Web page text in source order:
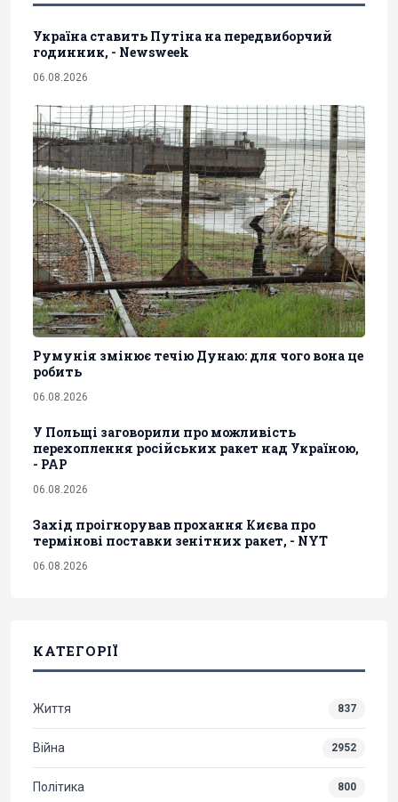
Україна ставить Путіна на передвиборчий
годинник, - Newsweek
06.08.2026
Румунія змінює течію Дунаю: для чого вона це
робить
06.08.2026
У Польщі заговорили про можливість
перехоплення російських ракет над Україною,
- PAP
06.08.2026
Захід проігнорував прохання Києва про
термінові поставки зенітних ракет, - NYT
06.08.2026
КАТЕГОРІЇ
Життя 837
Війна 2952
Політика 800